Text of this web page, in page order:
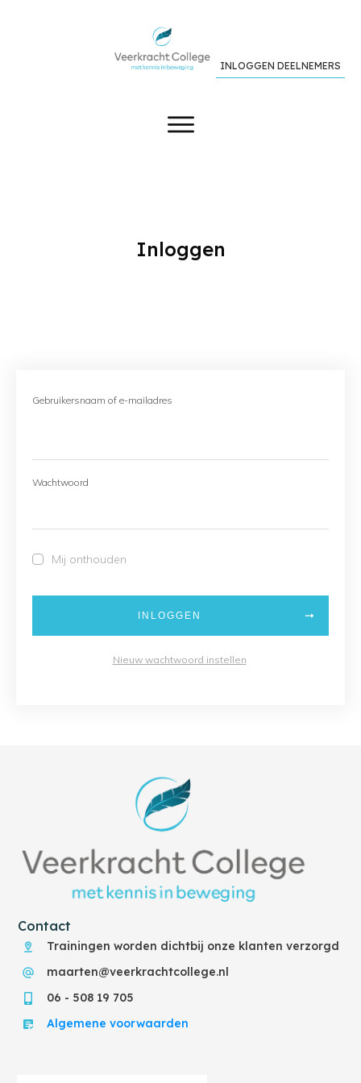
INLOGGEN DEELNEMERS
Inloggen
Gebruikersnaam of e-mailadres
Wachtwoord
Mij onthouden
INLOGGEN
Nieuw wachtwoord instellen
Contact
Trainingen worden dichtbij onze klanten verzorgd
maarten@veerkrachtcollege.nl
06 - 508 19 705
Algemene voorwaarden